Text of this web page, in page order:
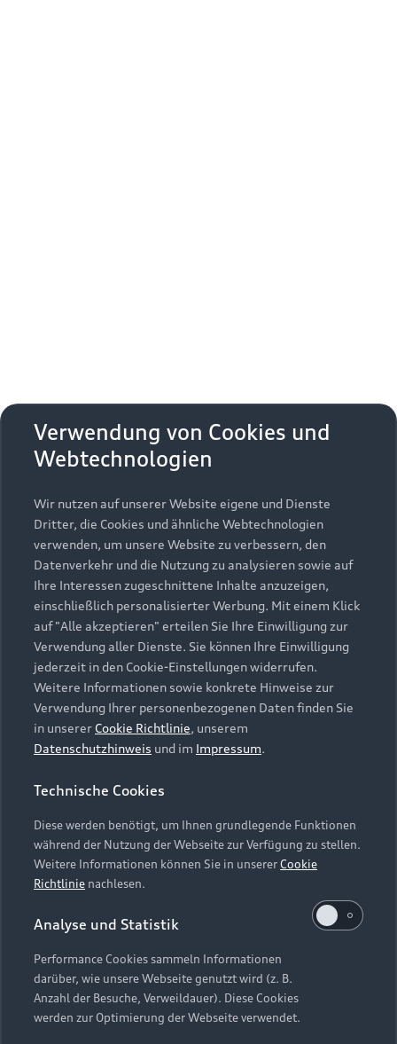
Zurück nach oben
Modelle
Alle Modelle
Modelle vergleichen
Elektromodelle
Plug-in-Hybride
Kaufen & leasen
Neuwagensuche
Gebrauchtwagensuche
Gebrauchtwagen
Finanzierung
Aktionen & Angebote
Geschäftskunden
Service & Zubehör
Saisonale Angebote
Audi Services
Garantie
Audi digital services
myAudi
Support
Kundenservice
Händlersuche
Audi Code
Online-Terminvereinbarung
Servicekontakt
Vertrag widerrufen
Über Audi
Unternehmen
Karriere
Investor Relations
Presse & Media Center
Datenschutz
Audi erleben
Newsletter
Impressum Rechtliches
Hinweisgebersystem
Datenschutzinformation
Cookie-Einstellungen
Cookie-Richtlinie
Barrierefreiheit
Hinweis: Die aktuelle Darstellung und Anordnung der
Embleme am Fahrzeug bei allen Abbildungen auf dieser
Webseite kann abweichen.
Verwendung von Cookies und
Webtechnologien
Wir nutzen auf unserer Website eigene und Dienste
Dritter, die Cookies und ähnliche Webtechnologien
verwenden, um unsere Website zu verbessern, den
Datenverkehr und die Nutzung zu analysieren sowie auf
Ihre Interessen zugeschnittene Inhalte anzuzeigen,
einschließlich personalisierter Werbung. Mit einem Klick
auf "Alle akzeptieren" erteilen Sie Ihre Einwilligung zur
Verwendung aller Dienste. Sie können Ihre Einwilligung
jederzeit in den Cookie-Einstellungen widerrufen.
Weitere Informationen sowie konkrete Hinweise zur
Verwendung Ihrer personenbezogenen Daten finden Sie
in unserer Cookie Richtlinie, unserem
Datenschutzhinweis und im Impressum.
Technische Cookies
Diese werden benötigt, um Ihnen grundlegende Funktionen
während der Nutzung der Webseite zur Verfügung zu stellen.
Weitere Informationen können Sie in unsererCookie
Richtlinie nachlesen.
Analyse und Statistik
Performance Cookies sammeln Informationen
darüber, wie unsere Webseite genutzt wird (z. B.
Anzahl der Besuche, Verweildauer). Diese Cookies
werden zur Optimierung der Webseite verwendet.